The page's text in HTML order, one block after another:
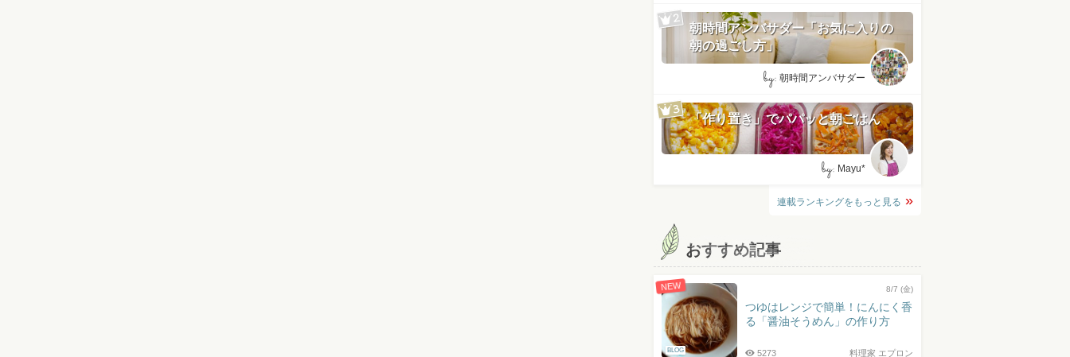
朝時間アンバサダー「お気に入りの
朝の過ごし方」
by: 朝時間アンバサダー
「作り置き」でパパッと朝ごはん
by: Mayu*
連載ランキングをもっと見る
おすすめ記事
NEW
BLOG
8/7 (金)
つゆはレンジで簡単！にんにく香
る「醤油そうめん」の作り方
料理家 エプロン
5273